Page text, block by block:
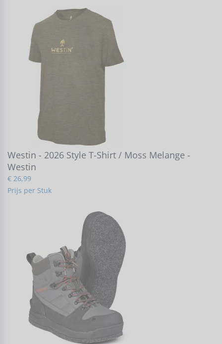
Westin - 2026 Style T-Shirt / Moss Melange -
Westin
€ 26,99
Prijs per Stuk